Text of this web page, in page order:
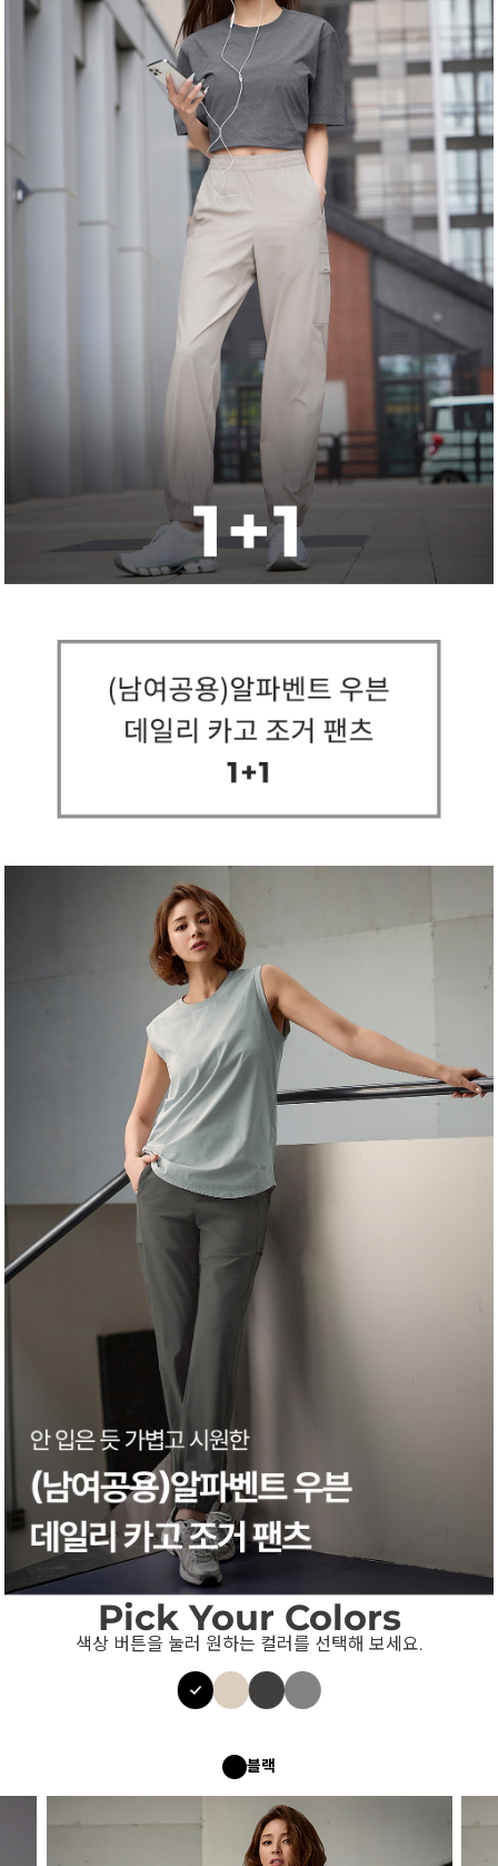
Pick Your Colors
색상 버튼을 눌러 원하는 컬러를 선택해 보세요.
블랙